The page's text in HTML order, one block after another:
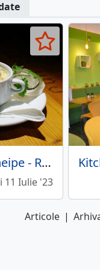
Die Deutsche Kneipe - Restaurant cu specific german
11 Iulie '23
Articole |